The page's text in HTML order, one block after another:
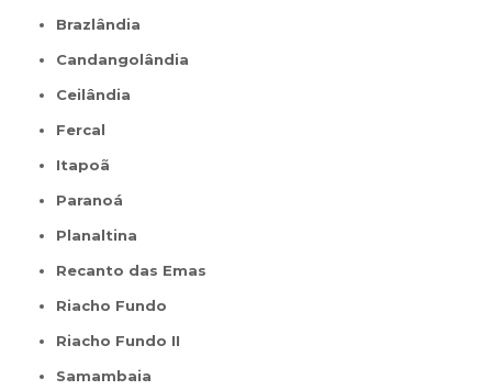
Brazlândia
Candangolândia
Ceilândia
Fercal
Itapoã
Paranoá
Planaltina
Recanto das Emas
Riacho Fundo
Riacho Fundo II
Samambaia